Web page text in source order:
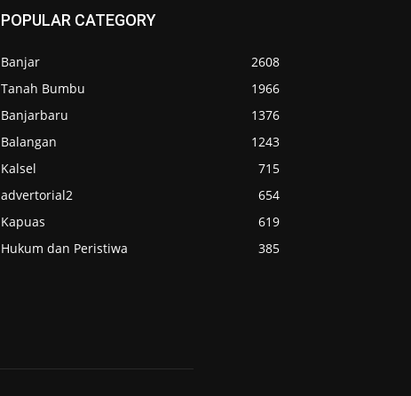
POPULAR CATEGORY
Banjar
2608
Tanah Bumbu
1966
Banjarbaru
1376
Balangan
1243
Kalsel
715
advertorial2
654
Kapuas
619
Hukum dan Peristiwa
385